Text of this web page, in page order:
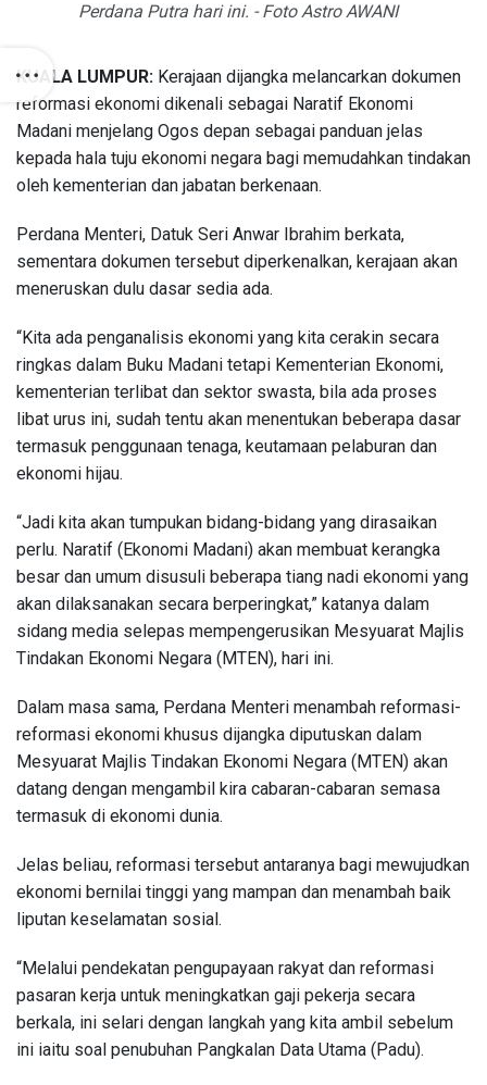
Perdana Putra hari ini. - Foto Astro AWANI
KUALA LUMPUR: Kerajaan dijangka melancarkan dokumen
reformasi ekonomi dikenali sebagai Naratif Ekonomi
Madani menjelang Ogos depan sebagai panduan jelas
kepada hala tuju ekonomi negara bagi memudahkan tindakan
oleh kementerian dan jabatan berkenaan.
Perdana Menteri, Datuk Seri Anwar Ibrahim berkata,
sementara dokumen tersebut diperkenalkan, kerajaan akan
meneruskan dulu dasar sedia ada.
“Kita ada penganalisis ekonomi yang kita cerakin secara
ringkas dalam Buku Madani tetapi Kementerian Ekonomi,
kementerian terlibat dan sektor swasta, bila ada proses
libat urus ini, sudah tentu akan menentukan beberapa dasar
termasuk penggunaan tenaga, keutamaan pelaburan dan
ekonomi hijau.
“Jadi kita akan tumpukan bidang-bidang yang dirasaikan
perlu. Naratif (Ekonomi Madani) akan membuat kerangka
besar dan umum disusuli beberapa tiang nadi ekonomi yang
akan dilaksanakan secara berperingkat,” katanya dalam
sidang media selepas mempengerusikan Mesyuarat Majlis
Tindakan Ekonomi Negara (MTEN), hari ini.
Dalam masa sama, Perdana Menteri menambah reformasi-
reformasi ekonomi khusus dijangka diputuskan dalam
Mesyuarat Majlis Tindakan Ekonomi Negara (MTEN) akan
datang dengan mengambil kira cabaran-cabaran semasa
termasuk di ekonomi dunia.
Jelas beliau, reformasi tersebut antaranya bagi mewujudkan
ekonomi bernilai tinggi yang mampan dan menambah baik
liputan keselamatan sosial.
“Melalui pendekatan pengupayaan rakyat dan reformasi
pasaran kerja untuk meningkatkan gaji pekerja secara
berkala, ini selari dengan langkah yang kita ambil sebelum
ini iaitu soal penubuhan Pangkalan Data Utama (Padu).